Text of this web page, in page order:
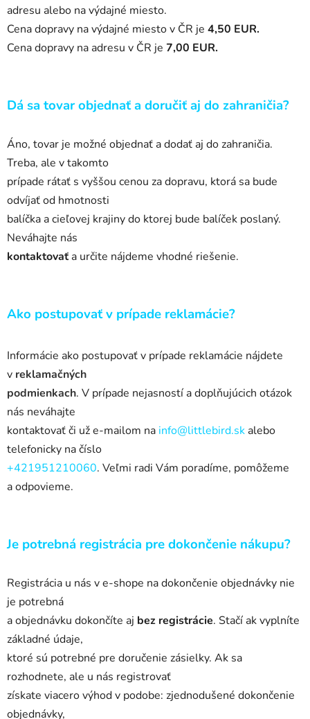
adresu alebo navýdajné miesto.
Cena dopravy na výdajné miesto v ČR je 4,50 EUR.
Cena dopravy na adresu v ČR je 7,00 EUR.
Dá sa tovar objednať a doručiť aj do zahraničia?
Áno, tovar je možné objednať adodať aj do zahraničia.
Treba, ale vtakomto
prípade rátať s vyššou cenou za dopravu, ktorá sa bude
odvíjať od hmotnosti
balíčka acieľovej krajiny do ktorej bude balíček poslaný.
Neváhajte nás
kontaktovaťa určite nájdeme vhodné riešenie.
Ako postupovať v prípade reklamácie?
Informácie ako postupovať v prípade reklamácie nájdete
v reklamačných
podmienkach. V prípade nejasností a doplňujúcich otázok
nás neváhajte
kontaktovať či už e-mailom na info@littlebird.sk alebo
telefonicky na číslo
+421951210060. Veľmi radi Vám poradíme, pomôžeme
aodpovieme.
Je potrebná registrácia pre dokončenie nákupu?
Registrácia u nás ve-shope na dokončenie objednávky nie
je potrebná
aobjednávku dokončíte aj bez registrácie. Stačí ak vyplníte
základné údaje,
ktoré sú potrebné pre doručenie zásielky. Ak sa
rozhodnete, ale u nás registrovať
získate viacero výhod v podobe: zjednodušené dokončenie
objednávky,